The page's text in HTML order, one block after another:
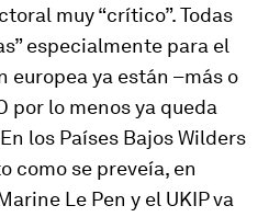
muy “crítico”. Todas
especialmente para el
ya están –más o
por lo menos ya queda
los Países Bajos Wilders
como se preveía, en
Le Pen y el UKIP va